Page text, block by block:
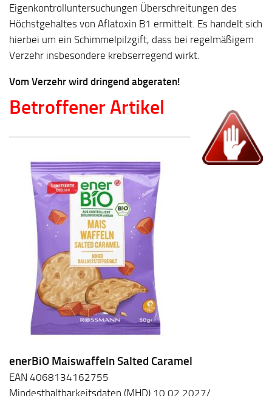
Eigenkontrolluntersuchungen Überschreitungen des
Höchstgehaltes von Aflatoxin B1 ermittelt. Es handelt sich
hierbei um ein Schimmelpilzgift, dass bei regelmäßigem
Verzehr insbesondere krebserregend wirkt.
Vom Verzehr wird dringend abgeraten!
Betroffener Artikel
enerBiO Maiswaffeln Salted Caramel
EAN 4068134162755
Mindesthaltbarkeitsdaten (MHD) 10.02.2027/